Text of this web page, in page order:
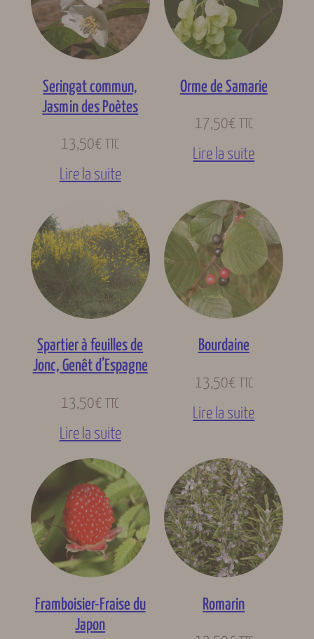
Seringat commun,
Jasmin des Poètes
13,50€ TTC
Lire la suite
Orme de Samarie
17,50€ TTC
Lire la suite
Spartier à feuilles de
Jonc, Genêt d’Espagne
13,50€ TTC
Lire la suite
Bourdaine
13,50€ TTC
Lire la suite
Framboisier-Fraise du
Japon
Romarin